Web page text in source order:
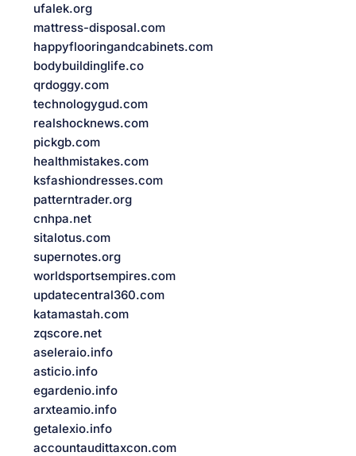
ufalek.org
mattress-disposal.com
happyflooringandcabinets.com
bodybuildinglife.co
qrdoggy.com
technologygud.com
realshocknews.com
pickgb.com
healthmistakes.com
ksfashiondresses.com
patterntrader.org
cnhpa.net
sitalotus.com
supernotes.org
worldsportsempires.com
updatecentral360.com
katamastah.com
zqscore.net
aseleraio.info
asticio.info
egardenio.info
arxteamio.info
getalexio.info
accountaudittaxcon.com